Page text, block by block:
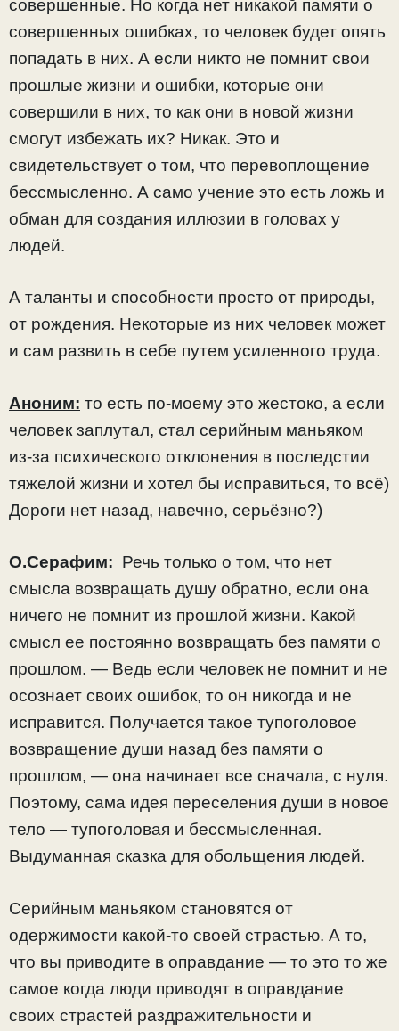
совершенные. Но когда нет никакой памяти о
совершенных ошибках, то человек будет опять
попадать в них. А если никто не помнит свои
прошлые жизни и ошибки, которые они
совершили в них, то как они в новой жизни
смогут избежать их? Никак. Это и
свидетельствует о том, что перевоплощение
бессмысленно. А само учение это есть ложь и
обман для создания иллюзии в головах у
людей.
А таланты и способности просто от природы,
от рождения. Некоторые из них человек может
и сам развить в себе путем усиленного труда.
Аноним: то есть по-моему это жестоко, а если
человек заплутал, стал серийным маньяком
из-за психического отклонения в последстии
тяжелой жизни и хотел бы исправиться, то всё)
Дороги нет назад, навечно, серьёзно?)
О.Серафим: Речь только о том, что нет
смысла возвращать душу обратно, если она
ничего не помнит из прошлой жизни. Какой
смысл ее постоянно возвращать без памяти о
прошлом. — Ведь если человек не помнит и не
осознает своих ошибок, то он никогда и не
исправится. Получается такое тупоголовое
возвращение души назад без памяти о
прошлом, — она начинает все сначала, с нуля.
Поэтому, сама идея переселения души в новое
тело — тупоголовая и бессмысленная.
Выдуманная сказка для обольщения людей.
Серийным маньяком становятся от
одержимости какой-то своей страстью. А то,
что вы приводите в оправдание — то это то же
самое когда люди приводят в оправдание
своих страстей раздражительности и